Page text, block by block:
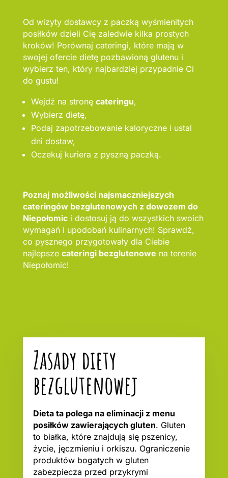
Od wizyty dostawcy z paczką wyśmienitych
posiłków dzieli Cię zaledwie kilka prostych
kroków! Porównaj cateringi, które mają w
swojej ofercie dietę pozbawioną glutenu i
wybierz ten, który najbardziej przypadnie Ci
do gustu!
Wejdź na stronę cateringu,
Wybierz dietę,
Podaj zapotrzebowanie kaloryczne i ustal
dni dostaw,
Oczekuj kuriera z pyszną paczką.
Poznaj możliwości najsmaczniejszych
cateringów bezglutenowych z dowozem do
Niepołomici dostosuj ją do wszystkich swoich
wymagań i upodobań kulinarnych! Sprawdź,
co pysznego przygotowały dla Ciebie
najlepsze cateringi bezglutenowe na terenie
Niepołomic!
Zasady diety
bezglutenowej
Dieta ta polega na eliminacji z menu
posiłków zawierających gluten. Gluten
to białka, które znajdują się pszenicy,
życie, jęczmieniu i orkiszu. Ograniczenie
produktów bogatych w gluten
zabezpiecza przed przykrymi